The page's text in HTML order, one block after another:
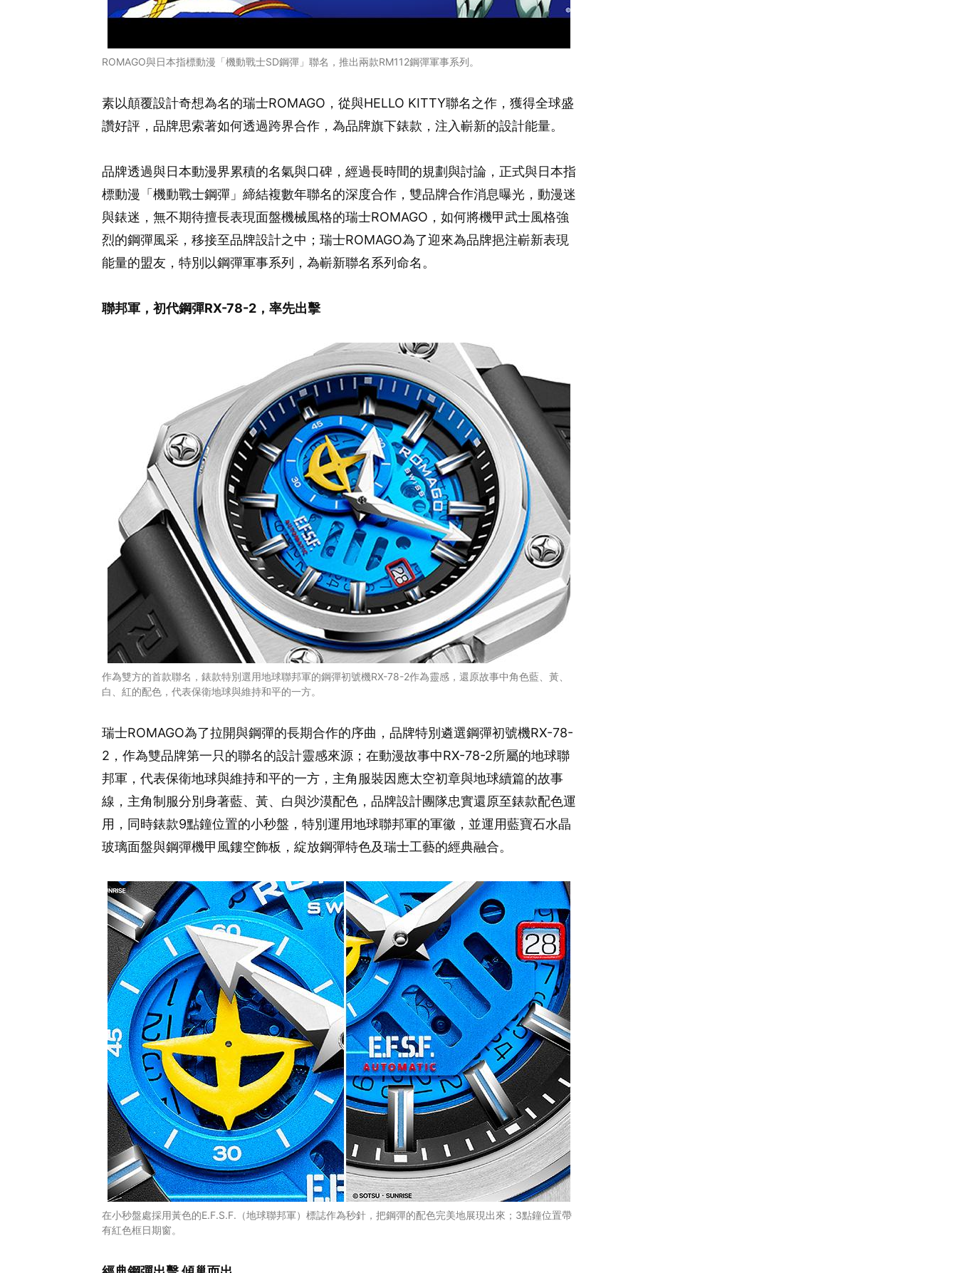
ROMAGO與日本指標動漫「機動戰士SD鋼彈」聯名，推出兩款RM112鋼彈軍事系列。
素以顛覆設計奇想為名的瑞士ROMAGO，從與HELLO KITTY聯名之作，獲得全球盛
讚好評，品牌思索著如何透過跨界合作，為品牌旗下錶款，注入嶄新的設計能量。
品牌透過與日本動漫界累積的名氣與口碑，經過長時間的規劃與討論，正式與日本指
標動漫「機動戰士鋼彈」締結複數年聯名的深度合作，雙品牌合作消息曝光，動漫迷
與錶迷，無不期待擅長表現面盤機械風格的瑞士ROMAGO，如何將機甲武士風格強
烈的鋼彈風采，移接至品牌設計之中；瑞士ROMAGO為了迎來為品牌挹注嶄新表現
能量的盟友，特別以鋼彈軍事系列，為嶄新聯名系列命名。
聯邦軍，初代鋼彈RX-78-2，率先出擊
作為雙方的首款聯名，錶款特別選用地球聯邦軍的鋼彈初號機RX-78-2作為靈感，還原故事中角色藍、黃、
白、紅的配色，代表保衛地球與維持和平的一方。
瑞士ROMAGO為了拉開與鋼彈的長期合作的序曲，品牌特別遴選鋼彈初號機RX-78-
2，作為雙品牌第一只的聯名的設計靈感來源；在動漫故事中RX-78-2所屬的地球聯
邦軍，代表保衛地球與維持和平的一方，主角服裝因應太空初章與地球續篇的故事
線，主角制服分別身著藍、黃、白與沙漠配色，品牌設計團隊忠實還原至錶款配色運
用，同時錶款9點鐘位置的小秒盤，特別運用地球聯邦軍的軍徽，並運用藍寶石水晶
玻璃面盤與鋼彈機甲風鏤空飾板，綻放鋼彈特色及瑞士工藝的經典融合。
在小秒盤處採用黃色的E.F.S.F.（地球聯邦軍）標誌作為秒針，把鋼彈的配色完美地展現出來；3點鐘位置帶
有紅色框日期窗。